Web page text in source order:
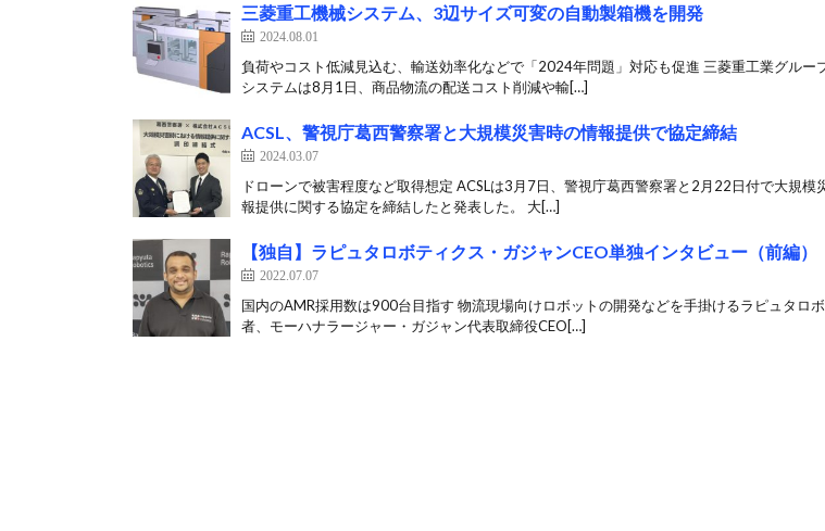
三菱重工機械システム、3辺サイズ可変の自動製箱機を開発
2024.08.01
負荷やコスト低減見込む、輸送効率化などで「2024年問題」対応も促進 三菱重工業グルー
システムは8月1日、商品物流の配送コスト削減や輸[…]
ACSL、警視庁葛西警察署と大規模災害時の情報提供で協定締結
2024.03.07
ドローンで被害程度など取得想定 ACSLは3月7日、警視庁葛西警察署と2月22日付で大規模
報提供に関する協定を締結したと発表した。 大[…]
【独自】ラピュタロボティクス・ガジャンCEO単独インタビュー（前編）
2022.07.07
国内のAMR採用数は900台目指す 物流現場向けロボットの開発などを手掛けるラピュタロ
者、モーハナラージャー・ガジャン代表取締役CEO[…]